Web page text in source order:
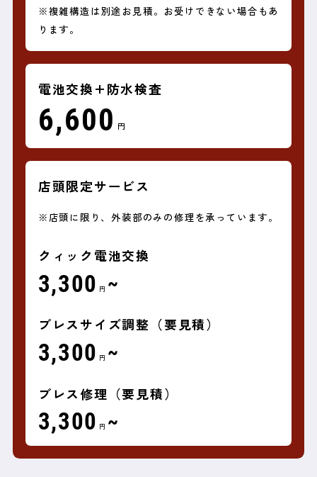
※複雑構造は別途お見積。お受けできない場合もあ
ります。
電池交換+防水検査
6,600 円
店頭限定サービス
※店頭に限り、外装部のみの修理を承っています。
クィック電池交換
3,300 円 ~
ブレスサイズ調整（要見積）
3,300 円 ~
ブレス修理（要見積）
3,300 円 ~